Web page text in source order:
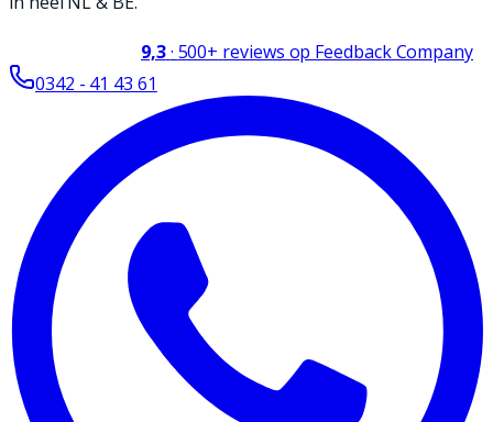
9,3· 500+ reviews op Feedback Company
0342 - 41 43 61